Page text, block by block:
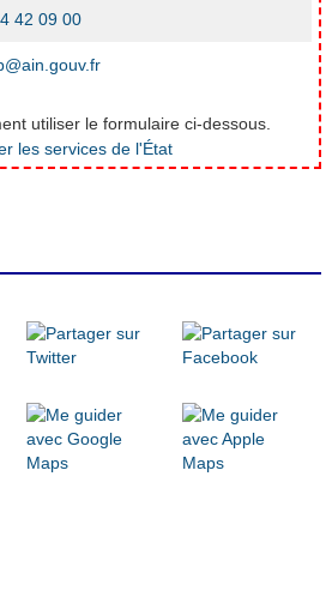
42 09 00
utiliser le formulaire ci-dessous.